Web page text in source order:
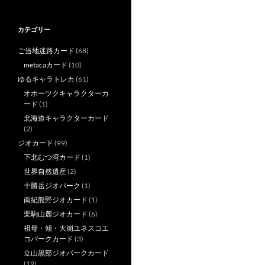
カテゴリー
ご当地迷路カード (68)
metacaカード (10)
ゆるキャラトレカ (61)
オホーツクキャラクターカ
ード (1)
北海道キャラクターカード
(2)
ジオカード (99)
下北むつ湾カード (1)
世界自然遺産(2)
十勝岳ジオパーク (1)
南紀熊野ジオカード (1)
栗駒山麓ジオカード (6)
祖母・傾・大崩ユネスコエ
コパークカード (3)
立山黒部ジオパークカード